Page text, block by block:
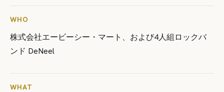
WHO
株式会社エービーシー・マート、および4人組ロックバ
ンド DeNeel
WHAT